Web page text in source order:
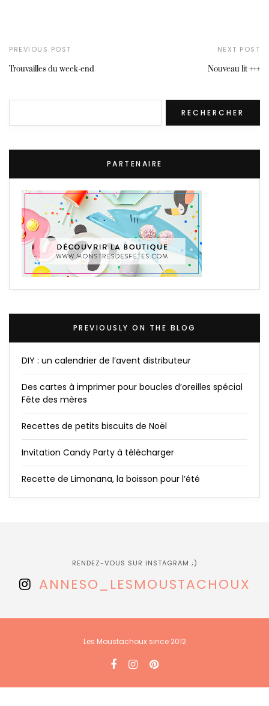
PREVIOUS POST
Trouvailles du week-end
NEXT POST
Nouveau lit +++
RECHERCHER
PARTENAIRE
PREVIOUSLY ON THE BLOG
DIY : un calendrier de l’avent distributeur
Des cartes à imprimer pour boucles d’oreilles spécial
Fête des mères
Recettes de petits biscuits de Noël
Invitation Candy Party à télécharger
Recette de Limonana, la boisson pour l’été
RENDEZ-VOUS SUR INSTAGRAM ;)
ANNESO_LESMOUSTACHOUX
Les Moustachoux since 2012